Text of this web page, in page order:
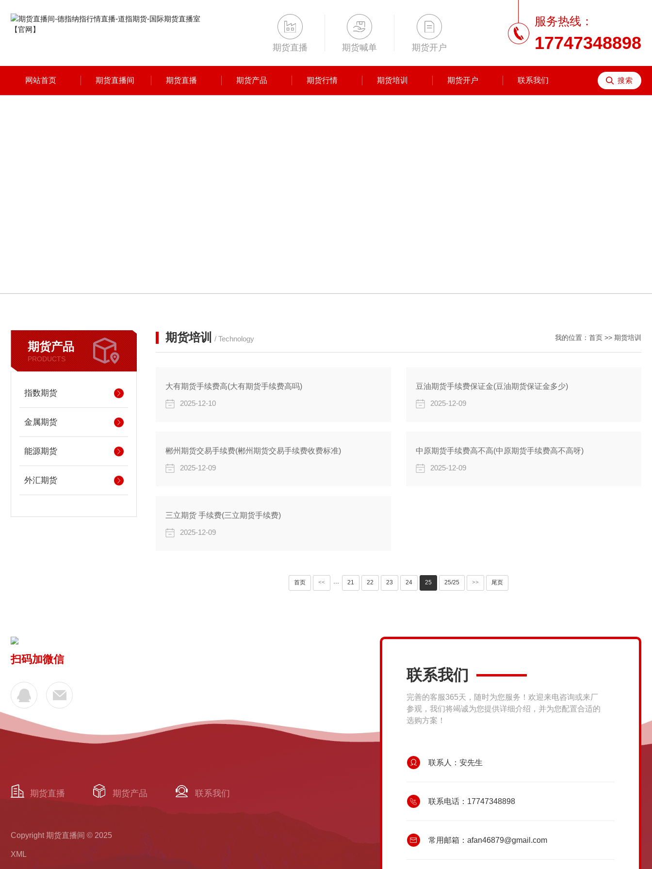
期货直播 期货喊单 期货开户
服务热线：
17747348898
网站首页 期货直播间 期货直播 期货产品 期货行情 期货培训 期货开户 联系我们
期货产品
PRODUCTS
指数期货
金属期货
能源期货
外汇期货
期货培训 / Technology 我的位置： 首页 >> 期货培训
大有期货手续费高(大有期货手续费高吗)
2025-12-10
豆油期货手续费保证金(豆油期货保证金多少)
2025-12-09
郴州期货交易手续费(郴州期货交易手续费收费标准)
2025-12-09
中原期货手续费高不高(中原期货手续费高不高呀)
2025-12-09
三立期货 手续费(三立期货手续费)
2025-12-09
首页 << ··· 21 22 23 24 25 25/25 >> 尾页
扫码加微信
期货直播 期货产品 联系我们
Copyright 期货直播间 © 2025
XML
联系我们
完善的客服365天，随时为您服务！欢迎来电咨询或来厂
参观，我们将竭诚为您提供详细介绍，并为您配置合适的
选购方案！
联系人：安先生
联系电话：17747348898
常用邮箱：afan46879@gmail.com